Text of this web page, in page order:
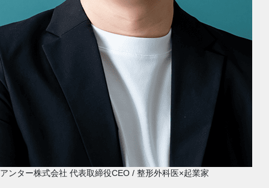
アンター株式会社 代表取締役CEO / 整形外科医×起業家